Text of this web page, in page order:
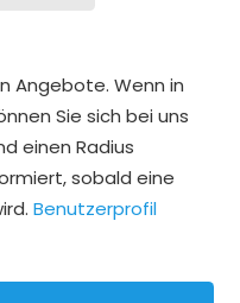
Angebote. Wenn in
Sie sich bei uns
einen Radius
sobald eine
Benutzerprofil